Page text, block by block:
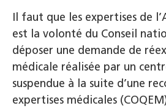
Il faut que les expertises de
est la volonté du Conseil
déposer une demande de
médicale réalisée par un
suspendue à la suite d’une
expertises médicales